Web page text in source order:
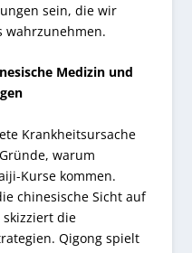
sein, die wir
wahrzunehmen.
Medizin und
Krankheitsursache
warum
Kurse kommen.
chinesische Sicht auf
skizziert die
Qigong spielt